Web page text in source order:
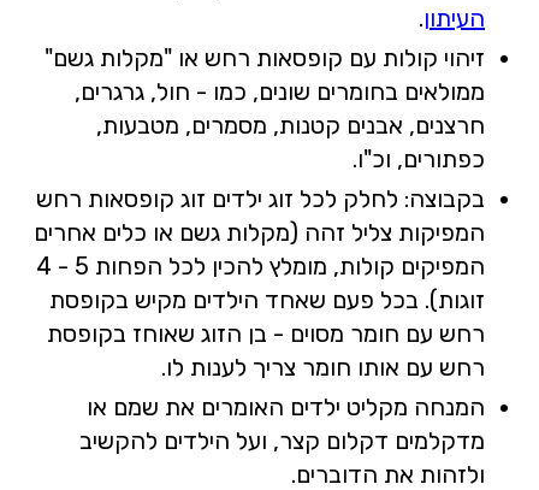
העיתון.
זיהוי קולות עם קופסאות רחש או "מקלות גשם"
ממולאים בחומרים שונים, כמו - חול, גרגרים,
חרצנים, אבנים קטנות, מסמרים, מטבעות,
כפתורים, וכ"ו.
בקבוצה: לחלק לכל זוג ילדים זוג קופסאות רחש
המפיקות צליל זהה (מקלות גשם או כלים אחרים
המפיקים קולות, מומלץ להכין לכל הפחות 5 - 4
זוגות). בכל פעם שאחד הילדים מקיש בקופסת
רחש עם חומר מסוים - בן הזוג שאוחז בקופסת
רחש עם אותו חומר צריך לענות לו.
המנחה מקליט ילדים האומרים את שמם או
מדקלמים דקלום קצר, ועל הילדים להקשיב
ולזהות את הדוברים.